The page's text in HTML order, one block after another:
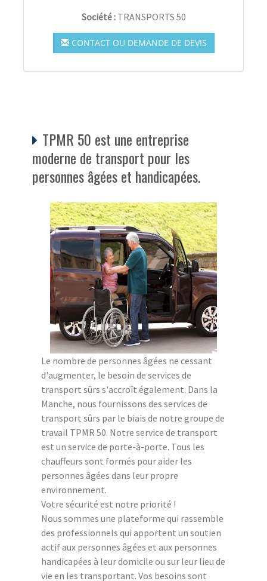
Société : TRANSPORTS 50
CONTACT OU DEMANDE DE DEVIS
TPMR 50 est une entreprise
moderne de transport pour les
personnes âgées et handicapées.
Le nombre de personnes âgées ne cessant
d'augmenter, le besoin de services de
transport sûrs s'accroît également. Dans la
Manche, nous fournissons des services de
transport sûrs par le biais de notre groupe de
travail TPMR 50. Notre service de transport
est un service de porte-à-porte. Tous les
chauffeurs sont formés pour aider les
personnes âgées dans leur propre
environnement.
Votre sécurité est notre priorité !
Nous sommes une plateforme qui rassemble
des professionnels qui apportent un soutien
actif aux personnes âgées et aux personnes
handicapées à leur domicile ou sur leur lieu de
vie en les transportant. Vos besoins sont